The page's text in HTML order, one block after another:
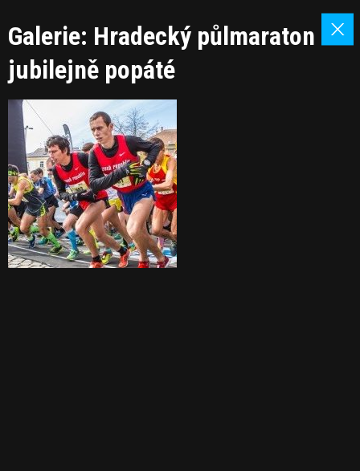
Galerie: Hradecký půlmaraton
jubilejně popáté